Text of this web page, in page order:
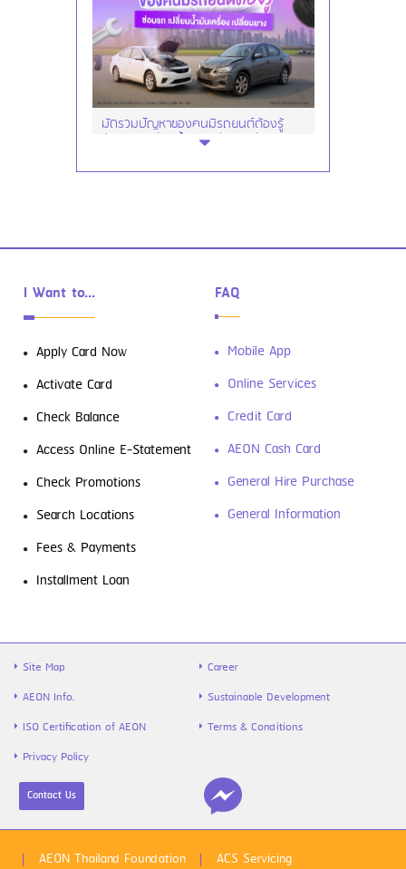
มัดรวมปัญหาของคนมีรถยนต์ต้องรู้
ซ่อมรถ เปลี่ยนน้ำมันเครื่อง เปลี่ยนยาง
ดาวน์โหลดฟรี! 4 แอปการเงินที่ต้องมีติด
รู้จัก “สินเชื่อส่วนบุคคล” ตัวช่วยเงิน
ขาดมือ พร้อมวิธีใช้ให้คุ้ม และไม่เป็นหนี้ซ้ำ
ไข้หวัดใหญ่สายพันธุ์ A VS B ต่างกันยัง
ไง พร้อมวิธีป้องกันก่อนป่วย
I Want to...
Apply Card Now
Activate Card
Check Balance
Access Online E-Statement
Check Promotions
Search Locations
Fees & Payments
Installment Loan
FAQ
Mobile App
Online Services
Credit Card
AEON Cash Card
General Hire Purchase
General Information
Site Map
Career
AEON Info.
Sustainable Development
ISO Certification of AEON
Terms & Conditions
Privacy Policy
Contact Us
AEON Thailand Foundation ACS Servicing